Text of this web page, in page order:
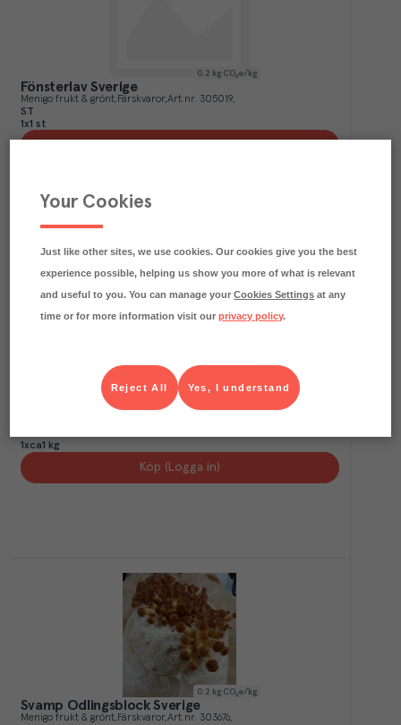
0.2 kg CO₂e/kg
Fönsterlav Sverige
Menigo frukt & grönt Färskvaror Art.nr. 305019
ST
1x1 st
Svamp Pompom
Menigo frukt & grönt Färskvaror Art.nr.
302222
1xca1 kg
Köp (Logga in)
0.2 kg CO₂e/kg
Svamp Odlingsblock Sverige
Menigo frukt & grönt Färskvaror Art.nr. 303676
Your Cookies
Just like other sites, we use cookies. Our cookies give you the best
experience possible, helping us show you more of what is relevant
and useful to you. You can manage yourCookies Settings at any
time or for more information visit ourprivacy policy.
Yes, I understand
Reject All